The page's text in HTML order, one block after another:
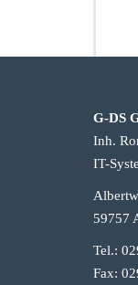
G-DS
Inh.
IT-
59757
Tel.:
Fax: